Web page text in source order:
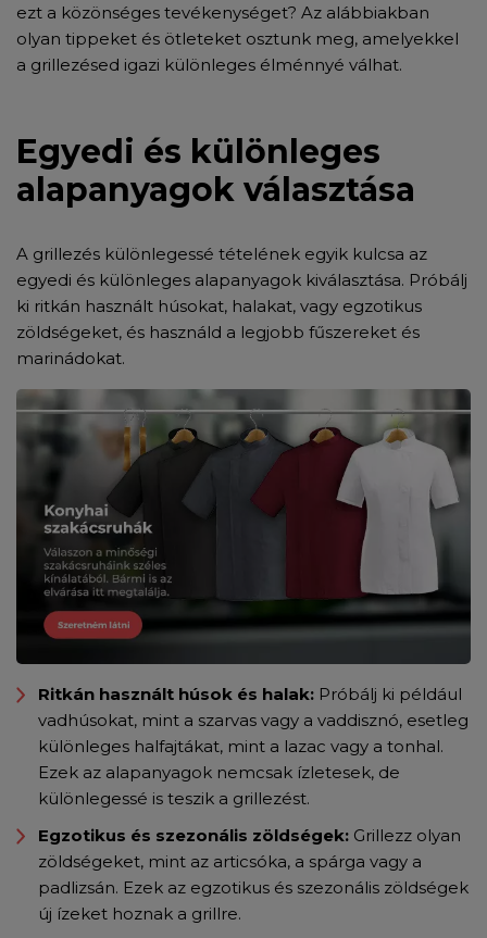
ezt a közönséges tevékenységet? Az alábbiakban
olyan tippeket és ötleteket osztunk meg, amelyekkel
a grillezésed igazi különleges élménnyé válhat.
Egyedi és különleges
alapanyagok választása
A grillezés különlegessé tételének egyik kulcsa az
egyedi és különleges alapanyagok kiválasztása. Próbálj
ki ritkán használt húsokat, halakat, vagy egzotikus
zöldségeket, és használd a legjobb fűszereket és
marinádokat.
Ritkán használt húsok és halak: Próbálj ki például
vadhúsokat, mint a szarvas vagy a vaddisznó, esetleg
különleges halfajtákat, mint a lazac vagy a tonhal.
Ezek az alapanyagok nemcsak ízletesek, de
különlegessé is teszik a grillezést.
Egzotikus és szezonális zöldségek: Grillezz olyan
zöldségeket, mint az articsóka, a spárga vagy a
padlizsán. Ezek az egzotikus és szezonális zöldségek
új ízeket hoznak a grillre.